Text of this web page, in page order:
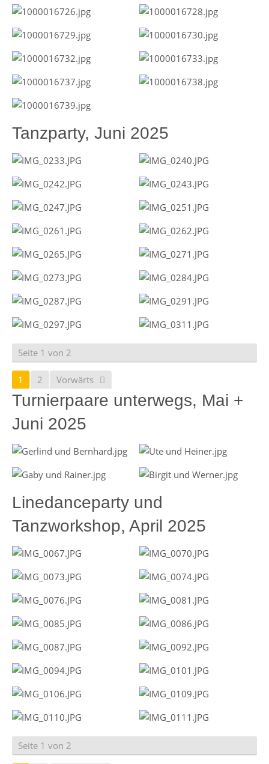
Tanzparty, Juni 2025
Seite 1 von 2
1 2 Vorwärts
Turnierpaare unterwegs, Mai +
Juni 2025
Linedanceparty und
Tanzworkshop, April 2025
Seite 1 von 2